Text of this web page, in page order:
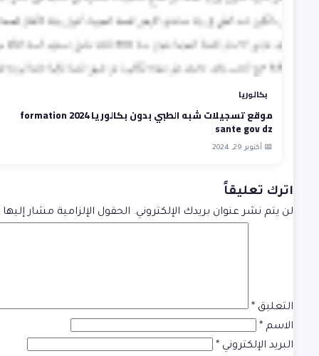
بكالوريا
موقع تسجيلات شبه الطبي بدون بكالوريا 2024 formation
sante gov dz
📅 أكتوبر 29, 2024
اترك تعليقاً
لن يتم نشر عنوان بريدك الإلكتروني. الحقول الإلزامية مشار إليها
التعليق *
الاسم *
البريد الإلكتروني *